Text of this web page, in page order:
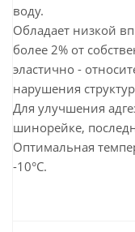
воду.
Обладает низкой
более 2% от
эластично -
нарушения
Для улучшения
шинорейке,
Оптимальная
-10°C.